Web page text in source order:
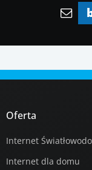
Oferta
Internet
Internet dla domu